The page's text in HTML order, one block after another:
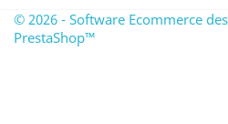
© 2026 - Software Ecommerce
PrestaShop™